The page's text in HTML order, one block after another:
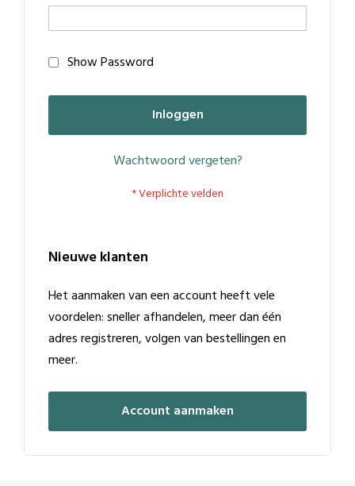
Show Password
Inloggen
Wachtwoord vergeten?
Nieuwe klanten
Het aanmaken van een account heeft vele
voordelen: sneller afhandelen, meer dan één
adres registreren, volgen van bestellingen en
meer.
Account aanmaken